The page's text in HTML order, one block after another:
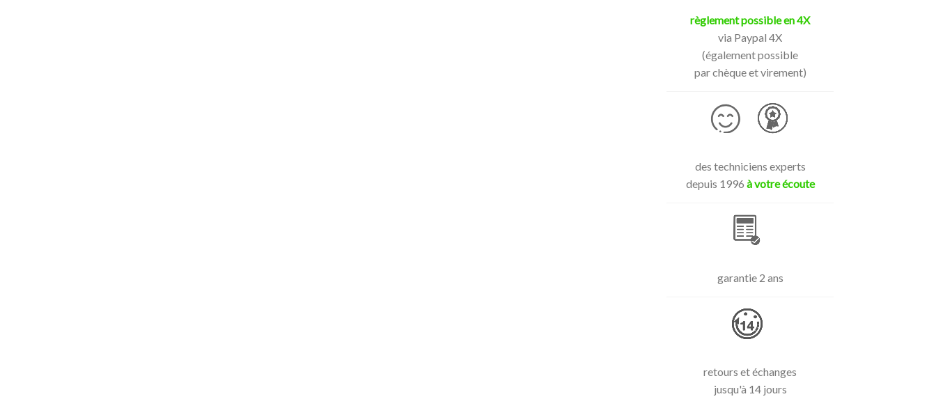
règlement possible en 4X
via Paypal 4X
(également possible
par chèque et virement)
des techniciens experts
depuis 1996 à votre écoute
garantie 2 ans
retours et échanges
jusqu'à 14 jours